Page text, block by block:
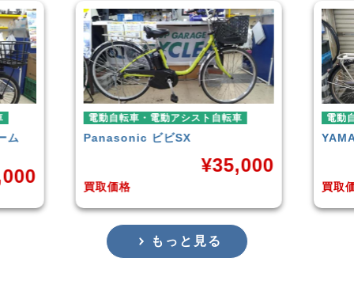
ト自転車
¥35,000
電動自転車・電動アシスト自転車
YAMAHAPAS With
買取価格
¥38,929
もっと見る